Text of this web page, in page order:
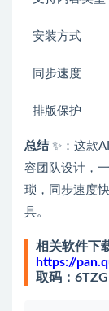
安装方式
同步速度
排版保护
总结✨：这款
容团队设计，
琐，同步速度
具。
相关软件下
https://
取码：6TZG